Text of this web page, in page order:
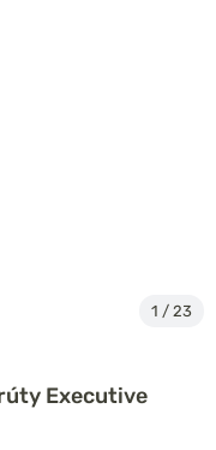
1 / 23
Executive